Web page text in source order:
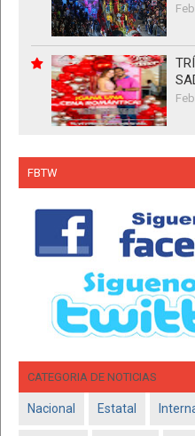
FBTW
CATEGORIA DE NOTICIAS
Nacional Estatal